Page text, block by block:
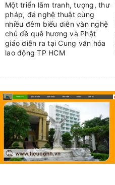
Một triển lãm tranh, tượng, thư
pháp, đá nghệ thuật cùng
nhiều đêm biểu diễn văn nghệ
chủ đề quê hương và Phật
giáo diễn ra tại Cung văn hóa
lao động TP HCM